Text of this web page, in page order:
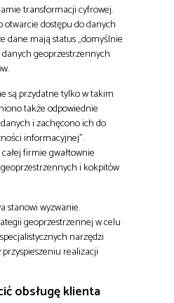
transformacji cyfrowej.
otwarcie dostępu do danych
dane mają status „domyślnie
geoprzestrzennych
są przydatne tylko w takim
także odpowiednie
i zachęcono ich do
informacyjnej”.
firmie gwałtownie
i kokpitów
stanowi wyzwanie.
geoprzestrzennej w celu
narzędzi
realizacji
obsługę klienta